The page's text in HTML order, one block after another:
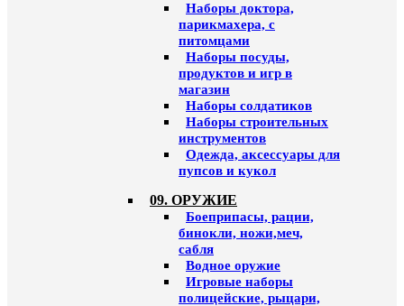
Наборы доктора,
парикмахера, с
питомцами
Наборы посуды,
продуктов и игр в
магазин
Наборы солдатиков
Наборы строительных
инструментов
Одежда, аксессуары для
пупсов и кукол
09. ОРУЖИЕ
Боеприпасы, рации,
бинокли, ножи,меч,
сабля
Водное оружие
Игровые наборы
полицейские, рыцари,